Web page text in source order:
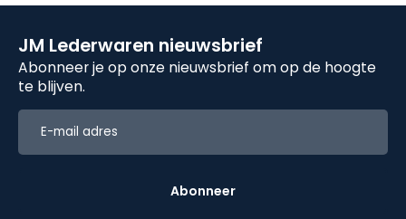
JM Lederwaren nieuwsbrief
Abonneer je op onze nieuwsbrief om op de hoogte
te blijven.
Abonneer